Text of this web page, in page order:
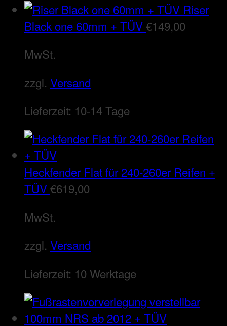
Riser
Black one 60mm + TÜV€149,00
MwSt.
zzgl. Versand
Lieferzeit: 10-14 Tage
Heckfender Flat für 240-260er Reifen +
TÜV€619,00
MwSt.
zzgl. Versand
Lieferzeit: 10 Werktage